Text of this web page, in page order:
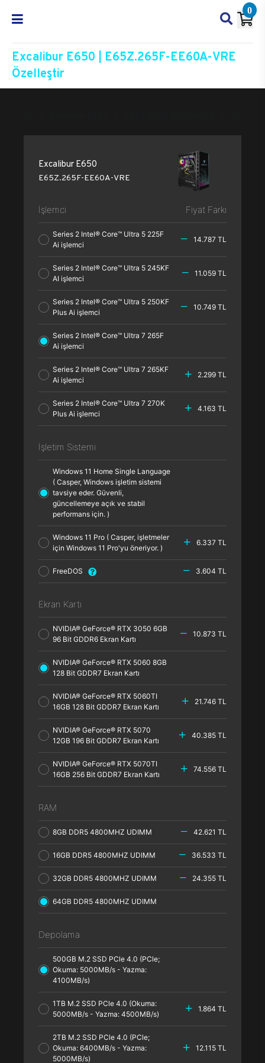
0
Excalibur E650 | E65Z.265F-EE60A-VRE
Özelleştir
Excalibur E650
E65Z.265F-EE60A-VRE
İşlemci Fiyat Farkı
Series 2 Intel® Core™ Ultra 5 225F
Ai işlemci
14.787 TL
Series 2 Intel® Core™ Ultra 5 245KF
AI işlemci
11.059 TL
Series 2 Intel® Core™ Ultra 5 250KF
Plus Ai işlemci
10.749 TL
Series 2 Intel® Core™ Ultra 7 265F
Ai işlemci
Series 2 Intel® Core™ Ultra 7 265KF
Ai işlemci
2.299 TL
Series 2 Intel® Core™ Ultra 7 270K
Plus Ai işlemci
4.163 TL
İşletim Sistemi
Windows 11 Home Single Language
( Casper, Windows işletim sistemi
tavsiye eder. Güvenli,
güncellemeye açık ve stabil
performans için. )
Windows 11 Pro ( Casper, işletmeler
için Windows 11 Pro'yu öneriyor. )
6.337 TL
FreeDOS 3.604 TL
Ekran Kartı
NVIDIA® GeForce® RTX 3050 6GB
96 Bit GDDR6 Ekran Kartı
10.873 TL
NVIDIA® GeForce® RTX 5060 8GB
128 Bit GDDR7 Ekran Kartı
NVIDIA® GeForce® RTX 5060TI
16GB 128 Bit GDDR7 Ekran Kartı
21.746 TL
NVIDIA® GeForce® RTX 5070
12GB 196 Bit GDDR7 Ekran Kartı
40.385 TL
NVIDIA® GeForce® RTX 5070TI
16GB 256 Bit GDDR7 Ekran Kartı
74.556 TL
RAM
8GB DDR5 4800MHZ UDIMM 42.621 TL
16GB DDR5 4800MHZ UDIMM 36.533 TL
32GB DDR5 4800MHZ UDIMM 24.355 TL
64GB DDR5 4800MHZ UDIMM
Depolama
500GB M.2 SSD PCle 4.0 (PCle;
Okuma: 5000MB/s - Yazma:
4100MB/s)
1TB M.2 SSD PCle 4.0 (Okuma:
5000MB/s - Yazma: 4500MB/s)
1.864 TL
2TB M.2 SSD PCle 4.0 (PCle;
Okuma: 6400MB/s - Yazma:
5000MB/s)
12.115 TL